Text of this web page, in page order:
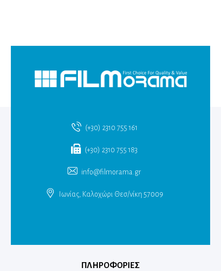
(+30) 2310 755 161
(+30) 2310 755 183
info@filmorama.gr
Ιωνίας, Καλοχώρι Θεσ/νίκη 57009
ΠΛΗΡΟΦΟΡΙΕΣ